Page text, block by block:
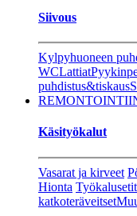
Siivous
Kylpyhuoneen
WCLattiat
puhdistus&tiskaus
Käsityökalut
Vasarat ja kirveet
Hionta Työkalusetit
katkoteräveitset